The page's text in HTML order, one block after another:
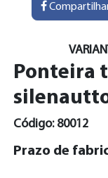
Ponteira
Código: 80012
Prazo de